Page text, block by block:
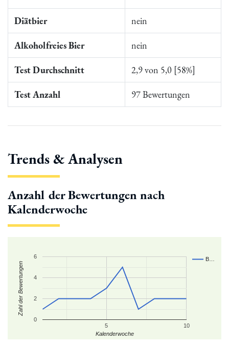
Diätbier nein
Alkoholfreies Bier nein
Test Durchschnitt 2,9 von 5,0 [58%]
Test Anzahl 97 Bewertungen
Trends & Analysen
Anzahl der Bewertungen nach
Kalenderwoche
B…
5 10
0
2
4
6
Kalenderwoche
Zahl der Bewertungen